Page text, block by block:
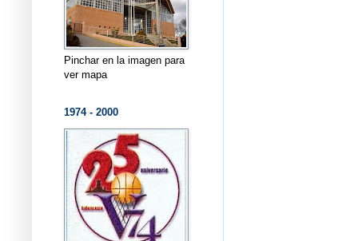
Pinchar en la imagen para
ver mapa
1974 - 2000